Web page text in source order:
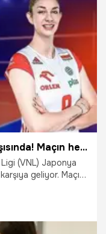
Filenin Sultanları, Polonya karşısında! Maçın heyecanı canlı yayın ile Misli'de
Ligi (VNL) Japonya
geliyor. Maçın